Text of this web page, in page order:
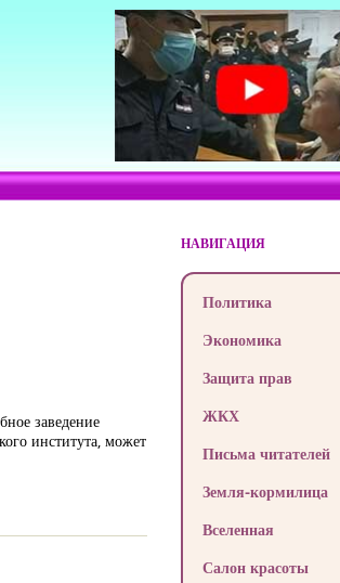
заведение
института, может
НАВИГАЦИЯ
Политика
Экономика
Защита прав
ЖКХ
Письма читателей
Земля-кормилица
Вселенная
Салон красоты